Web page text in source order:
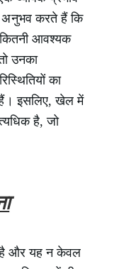
करते हैं कि
कितनी आवश्यक
उनका
का
हैं। इसलिए, खेल में
है, जो
है और यह न केवल